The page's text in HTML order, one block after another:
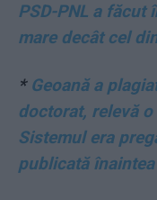
PSD-PNL a făcut
mare decât cel
* Geoană a
doctorat, relevă
Sistemul era
publicată